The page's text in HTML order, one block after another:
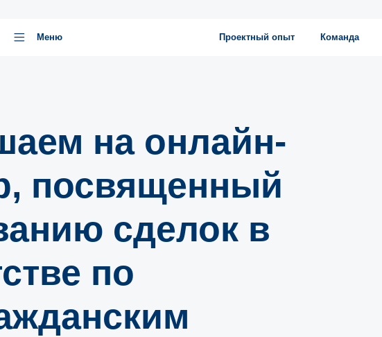
Контакты
Команда
Проектный опыт
Меню
на онлайн-
посвященный
сделок в
по